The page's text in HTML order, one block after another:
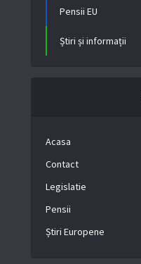
Pensii EU
Știri și informații
Acasa
Contact
Legislatie
Pensii
Știri Europene